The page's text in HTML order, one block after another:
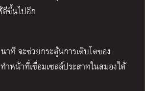
ขึ้นไปอีก
นาที จะช่วยกระตุ้นการเติบโตของ
ำหน้าที่เชื่อมเซลล์ประสาทในสมองได้